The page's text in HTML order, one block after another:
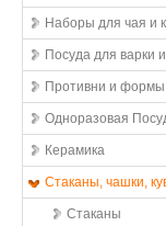
Наборы для чая и
Посуда для варки
Противни и формы
Одноразовая
Керамика
Стаканы, чашки,
Стаканы